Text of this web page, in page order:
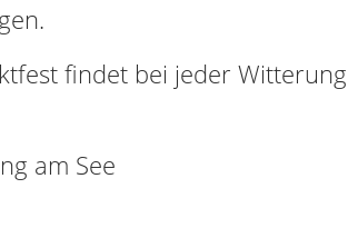
findet bei jeder Witterung
am See